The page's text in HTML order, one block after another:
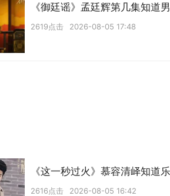
《御廷谣》孟廷辉第几集知道
2619点击 2026-08-05 17:48
《这一秒过火》慕容清峄知道
2616点击 2026-08-05 16:42